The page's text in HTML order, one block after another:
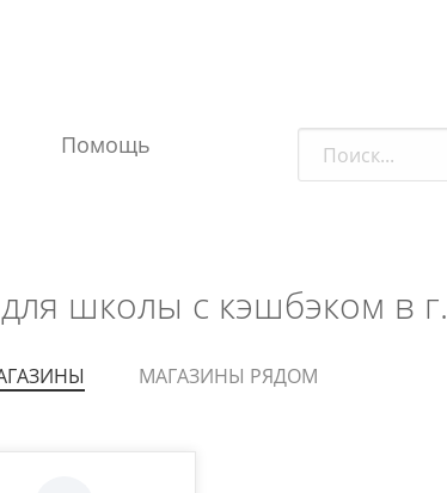
Помощь
школы с кэшбэком в г.
МАГАЗИНЫ РЯДОМ